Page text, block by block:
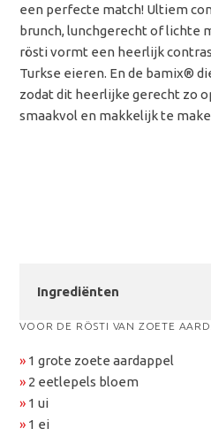
een perfecte match! Ultiem
brunch, lunchgerecht of lichte
rösti vormt een heerlijk
Turkse eieren. En de bamix®
zodat dit heerlijke gerecht zo
smaakvol en makkelijk te
Ingrediënten
VOOR DE RÖSTI VAN ZOETE
» 1 grote zoete aardappel
» 2 eetlepels bloem
» 1 ui
» 1 ei